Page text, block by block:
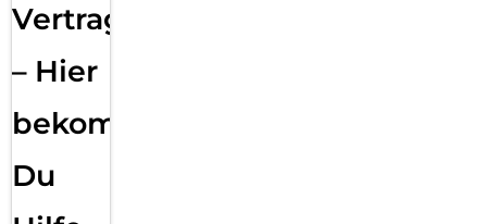
Vertragsabwicklung
– Hier
bekommst
Du